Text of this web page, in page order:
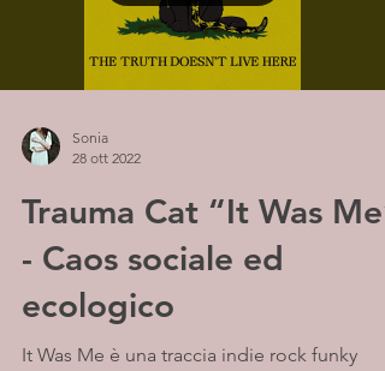
Sonia
28 ott 2022
Trauma Cat “It Was Me”
- Caos sociale ed
ecologico
It Was Me è una traccia indie rock funky